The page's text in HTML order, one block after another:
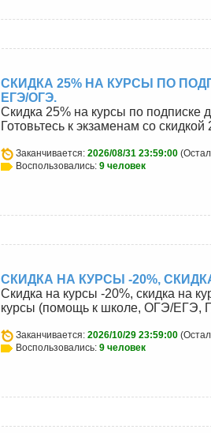
СКИДКА 25% НА КУРСЫ ПО
ЕГЭ/ОГЭ.
Скидка 25% на курсы по подписке
Готовьтесь к экзаменам со
Заканчивается: 2026/08/31 23:59:00
Воспользовались: 9 человек
СКИДКА НА КУРСЫ -20%,
Скидка на курсы -20%, скидка на
курсы (помощь к школе, ОГЭ/ЕГЭ,
Заканчивается: 2026/10/29 23:59:00
Воспользовались: 9 человек